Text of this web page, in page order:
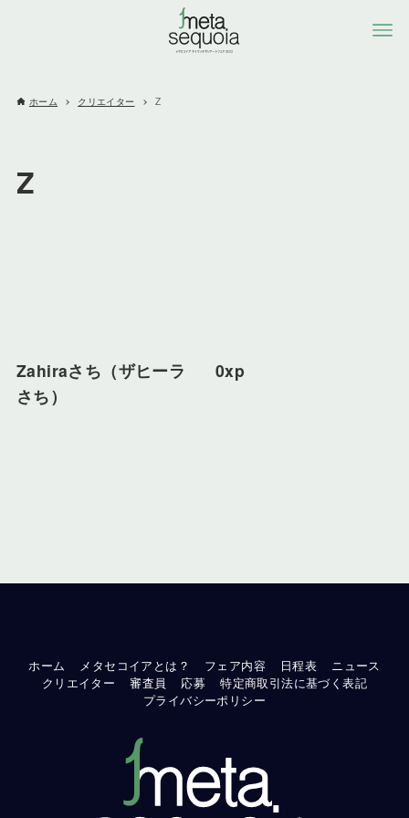
ホーム クリエイター Z
Z
Zahiraさち（ザヒーラ
さち）
0xp
ホーム メタセコイアとは？ フェア内容 日程表
ニュース
クリエイター
審査員 応募
特定商取引法に基づく表記
プライバシーポリシー